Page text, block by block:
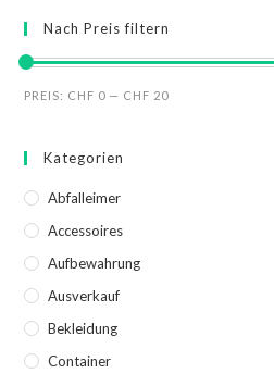
Nach Preis filtern
PREIS: CHF 0 — CHF 20
Kategorien
Abfalleimer
Accessoires
Aufbewahrung
Ausverkauf
Bekleidung
Container